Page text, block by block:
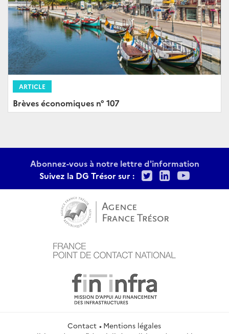
ARTICLE
Brèves économiques n° 107
Abonnez-vous à notre lettre d'information
Suivez la DG Trésor sur :
TwitterLinkedIn
Contact
Mentions légales